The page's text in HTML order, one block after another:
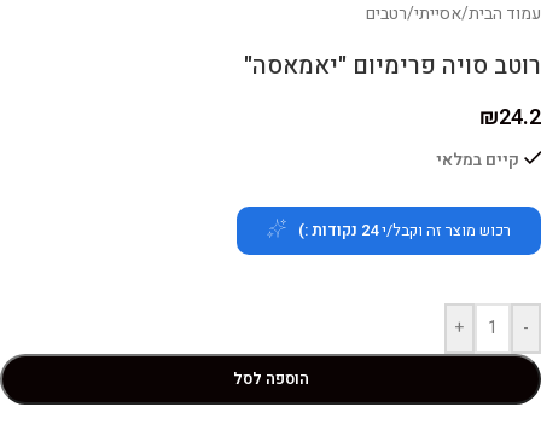
עמוד הבית/אסייתי/רטבים
רוטב סויה פרימיום "יאמאסה"
₪24.2
קיים במלאי
רכוש מוצר זה וקבל/י24 נקודות :)
-
+
הוספה לסל